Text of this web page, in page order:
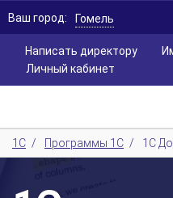
Написать директору
Личный кабинет
Ваш город: Гомель
1С / Программы 1С / 1С